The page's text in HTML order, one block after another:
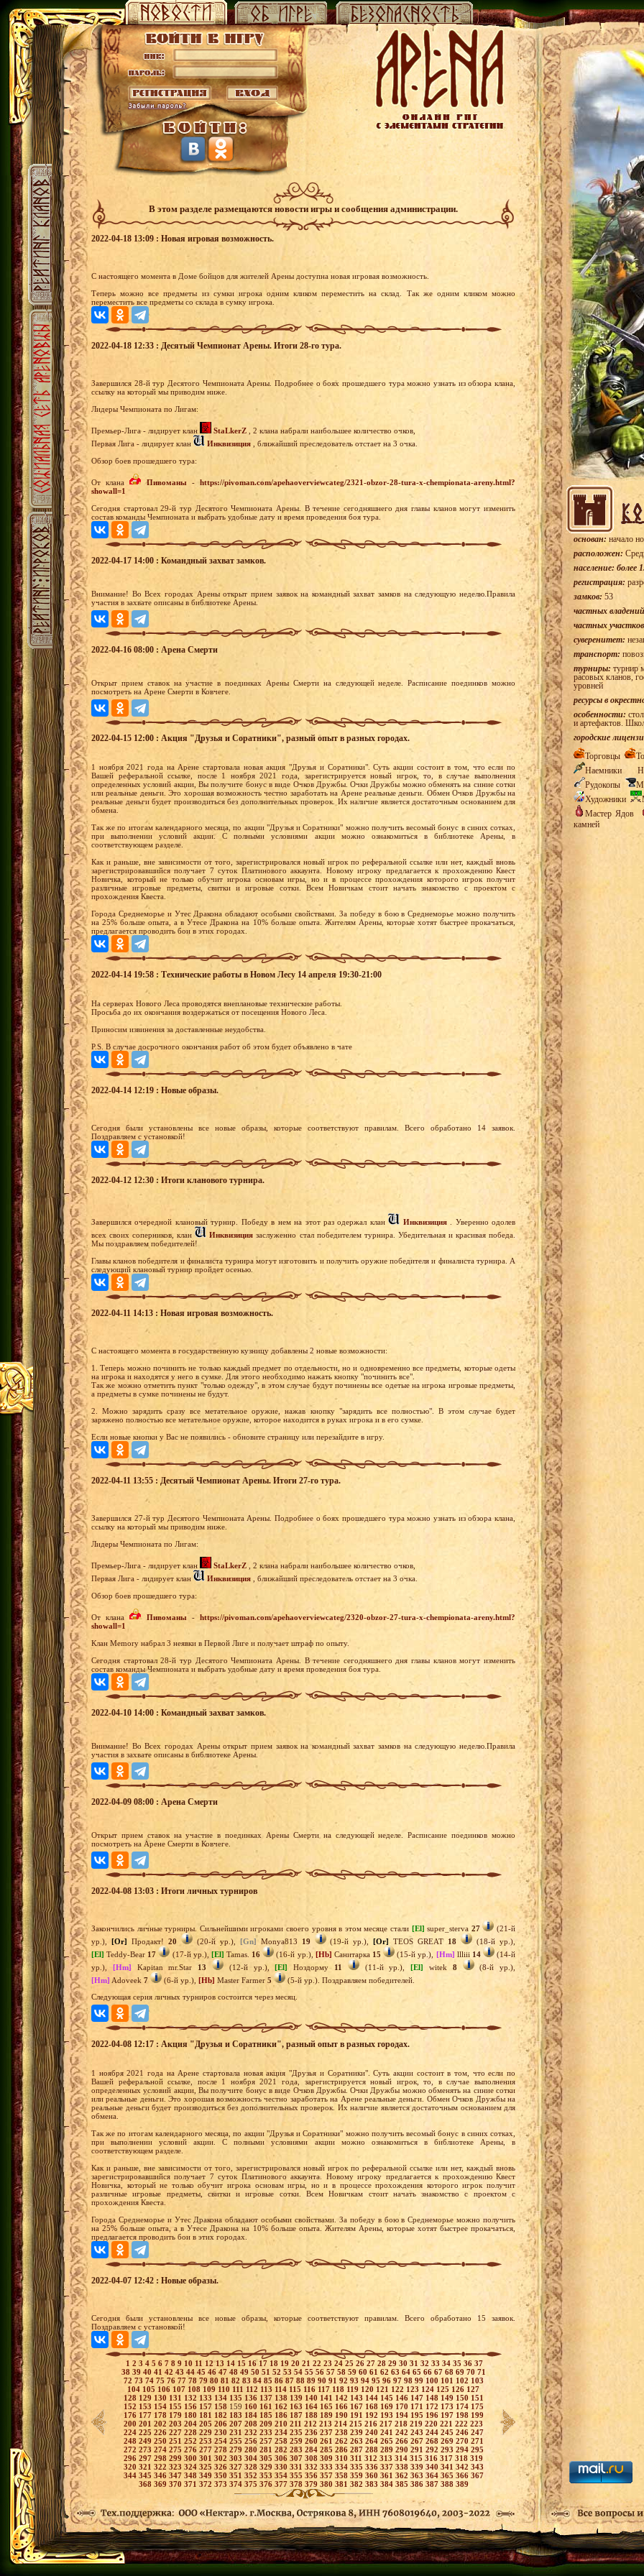
В этом разделе размещаются новости игры и сообщения администрации.
2022-04-18 13:09 : Новая игровая возможность.
С настоящего момента в Доме бойцов для жителей Арены доступна новая игровая возможность.
Теперь можно все предметы из сумки игрока одним кликом переместить на склад. Так же одним кликом можно
переместить все предметы со склада в сумку игрока.
2022-04-18 12:33 : Десятый Чемпионат Арены. Итоги 28-го тура.
Завершился 28-й тур Десятого Чемпионата Арены. Подробнее о боях прошедшего тура можно узнать из обзора клана,
ссылку на который мы приводим ниже.
Лидеры Чемпионата по Лигам:
Премьер-Лига - лидирует клан StaLkerZ , 2 клана набрали наибольшее количество очков,
Первая Лига - лидирует клан
Инквизиция , ближайший преследователь отстает на 3 очка.
Обзор боев прошедшего тура:
От клана Пивоманы -https://pivoman.com/apehaoverviewcateg/2321-obzor-28-tura-x-chempionata-areny.html?
showall=1
Сегодня стартовал 29-й тур Десятого Чемпионата Арены. В течение сегодняшнего дня главы кланов могут изменить
состав команды Чемпионата и выбрать удобные дату и время проведения боя тура.
2022-04-17 14:00 : Командный захват замков.
Внимание! Во Всех городах Арены открыт прием заявок на командный захват замков на следующую неделю.Правила
участия в захвате описаны в библиотеке Арены.
2022-04-16 08:00 : Арена Смерти
Открыт прием ставок на участие в поединках Арены Смерти на следующей неделе. Расписание поединков можно
посмотреть на Арене Смерти в Ковчеге.
2022-04-15 12:00 : Акция "Друзья и Соратники", разный опыт в разных городах.
1 ноября 2021 года на Арене стартовала новая акция "Друзья и Соратники". Суть акции состоит в том, что если по
Вашей реферальной ссылке, после 1 ноября 2021 года, зарегистрируется новый игрок, то, в случае выполнения
определенных условий акции, Вы получите бонус в виде Очков Дружбы. Очки Дружбы можно обменять на синие сотки
или реальные деньги. Это хорошая возможность честно заработать на Арене реальные деньги. Обмен Очков Дружбы на
реальные деньги будет производиться без дополнительных проверок. Их наличие является достаточным основанием для
обмена.
Так же по итогам календарного месяца, по акции "Друзья и Соратники" можно получить весомый бонус в синих сотках,
при выполнении условий акции. С полными условиями акции можно ознакомиться в библиотеке Арены, в
соответствующем разделе.
Как и раньше, вне зависимости от того, зарегистрировался новый игрок по реферальной ссылке или нет, каждый вновь
зарегистрировавшийся получает 7 суток Платинового аккаунта. Новому игроку предлагается к прохождению Квест
Новичка, который не только обучит игрока основам игры, но и в процессе прохождения которого игрок получит
различные игровые предметы, свитки и игровые сотки. Всем Новичкам стоит начать знакомство с проектом с
прохождения Квеста.
Города Среднеморье и Утес Дракона обладают особыми свойствами. За победу в бою в Среднеморье можно получить
на 25% больше опыта, а в Утесе Дракона на 10% больше опыта. Жителям Арены, которые хотят быстрее прокачаться,
предлагается проводить бои в этих городах.
2022-04-14 19:58 : Технические работы в Новом Лесу 14 апреля 19:30-21:00
На серверах Нового Леса проводятся внеплановые технические работы.
Просьба до их окончания воздержаться от посещения Нового Леса.
Приносим извинения за доставленные неудобства.
P.S. В случае досрочного окончания работ об этом будет объявлено в чате
2022-04-14 12:19 : Новые образы.
Сегодня были установлены все новые образы, которые соответствуют правилам. Всего обработано 14 заявок.
Поздравляем с установкой!
2022-04-12 12:30 : Итоги кланового турнира.
Завершился очередной клановый турнир. Победу в нем на этот раз одержал клан Инквизиция. Уверенно одолев
всех своих соперников, клан
Инквизиция заслуженно стал победителем турнира. Убедительная и красивая победа.
Мы поздравляем победителей!
Главы кланов победителя и финалиста турнира могут изготовить и получить оружие победителя и финалиста турнира. А
следующий клановый турнир пройдет осенью.
2022-04-11 14:13 : Новая игровая возможность.
С настоящего момента в государственную кузницу добавлены 2 новые возможности:
1. Теперь можно починить не только каждый предмет по отдельности, но и одновременно все предметы, которые одеты
на игрока и находятся у него в сумке. Для этого необходимо нажать кнопку "починить все".
Так же можно отметить пункт "только одежду", в этом случае будут починены все одетые на игрока игровые предметы,
а предметы в сумке починены не будут.
2. Можно зарядить сразу все метательное оружие, нажав кнопку "зарядить все полностью". В этом случае будет
заряжено полностью все метательное оружие, которое находится в руках игрока и в его сумке.
Если новые кнопки у Вас не появились - обновите страницу или перезайдите в игру.
2022-04-11 13:55 : Десятый Чемпионат Арены. Итоги 27-го тура.
Завершился 27-й тур Десятого Чемпионата Арены. Подробнее о боях прошедшего тура можно узнать из обзора клана,
ссылку на который мы приводим ниже.
Лидеры Чемпионата по Лигам:
Премьер-Лига - лидирует клан StaLkerZ , 2 клана набрали наибольшее количество очков,
Первая Лига - лидирует клан
Инквизиция , ближайший преследователь отстает на 3 очка.
Обзор боев прошедшего тура:
От клана Пивоманы-https://pivoman.com/apehaoverviewcateg/2320-obzor-27-tura-x-chempionata-areny.html?
showall=1
Клан Memory набрал 3 неявки в Первой Лиге и получает штраф по опыту.
Сегодня стартовал 28-й тур Десятого Чемпионата Арены. В течение сегодняшнего дня главы кланов могут изменить
состав команды Чемпионата и выбрать удобные дату и время проведения боя тура.
2022-04-10 14:00 : Командный захват замков.
Внимание! Во Всех городах Арены открыт прием заявок на командный захват замков на следующую неделю.Правила
участия в захвате описаны в библиотеке Арены.
2022-04-09 08:00 : Арена Смерти
Открыт прием ставок на участие в поединках Арены Смерти на следующей неделе. Расписание поединков можно
посмотреть на Арене Смерти в Ковчеге.
2022-04-08 13:03 : Итоги личных турниров
Закончились личные турниры. Сильнейшими игроками своего уровня в этом месяце стали [El] super_sterva 27
(21-й
ур.), [Or] Продакт! 20 (20-й ур.), [Gn] Monya813 19 (19-й ур.),[Or] TEOS GREAT 18
(18-й ур.),
[El] Teddy-Bear 17 (17-й ур.), [El] Tamas. 16 (16-й ур.), [Hb] Санитарка 15 (15-й ур.), [Hm] llliii 14
(14-й
ур.), [Hm] Kapitan mr.Star 13 (12-й ур.),[El] Ноздорму 11 (11-й ур.),[El] witek 8
(8-й ур.),
[Hm] Adoveek 7 (6-й ур.), [Hb] Master Farmer 5
(5-й ур.). Поздравляем победителей.
Следующая серия личных турниров состоится через месяц.
2022-04-08 12:17 : Акция "Друзья и Соратники", разный опыт в разных городах.
1 ноября 2021 года на Арене стартовала новая акция "Друзья и Соратники". Суть акции состоит в том, что если по
Вашей реферальной ссылке, после 1 ноября 2021 года, зарегистрируется новый игрок, то, в случае выполнения
определенных условий акции, Вы получите бонус в виде Очков Дружбы. Очки Дружбы можно обменять на синие сотки
или реальные деньги. Это хорошая возможность честно заработать на Арене реальные деньги. Обмен Очков Дружбы на
реальные деньги будет производиться без дополнительных проверок. Их наличие является достаточным основанием для
обмена.
Так же по итогам календарного месяца, по акции "Друзья и Соратники" можно получить весомый бонус в синих сотках,
при выполнении условий акции. С полными условиями акции можно ознакомиться в библиотеке Арены, в
соответствующем разделе.
Как и раньше, вне зависимости от того, зарегистрировался новый игрок по реферальной ссылке или нет, каждый вновь
зарегистрировавшийся получает 7 суток Платинового аккаунта. Новому игроку предлагается к прохождению Квест
Новичка, который не только обучит игрока основам игры, но и в процессе прохождения которого игрок получит
различные игровые предметы, свитки и игровые сотки. Всем Новичкам стоит начать знакомство с проектом с
прохождения Квеста.
Города Среднеморье и Утес Дракона обладают особыми свойствами. За победу в бою в Среднеморье можно получить
на 25% больше опыта, а в Утесе Дракона на 10% больше опыта. Жителям Арены, которые хотят быстрее прокачаться,
предлагается проводить бои в этих городах.
2022-04-07 12:42 : Новые образы.
Сегодня были установлены все новые образы, которые соответствуют правилам. Всего обработано 15 заявок.
Поздравляем с установкой!
1 2 3 4 5 6 7 8 9 10 11 1213 14 15 16 17 18 19 20 21 22 23 24 25 26 27 28 29 30 31 32 33 34 35 36 37
38 39 40 41 42 43 44 45 46 47 48 49 50 51 52 53 54 55 56 57 58 5960 61 62 63 64 65 66 67 68 69 70 71
72 73 74 75 76 77 78 79 80 81 82 83 84 85 86 87 88 89 90 91 92 93 94 95 96 97 98 99 100 101 102 103
104 105 106 107 108 109 110 111 112 113 114 115 116 117 118 119 120 121 122 123 124 125 126 127
128 129 130 131 132 133 134 135 136 137 138 139 140 141 142 143 144 145 146 147 148 149 150 151
152 153 154 155 156 157 158 159 160 161 162 163 164 165 166 167 168 169 170 171 172 173 174 175
176 177 178 179 180 181 182 183 184 185 186 187 188 189 190 191 192 193 194 195 196 197 198 199
200 201 202 203 204 205 206 207 208 209 210 211 212 213 214 215 216 217 218 219 220 221 222 223
224 225 226 227 228 229 230 231 232 233 234 235 236237 238 239 240 241 242 243 244 245 246 247
248 249 250 251 252 253 254 255 256 257 258 259 260 261 262 263 264 265 266 267 268 269 270 271
272 273 274 275 276 277278 279 280 281 282 283 284 285 286 287 288 289 290 291 292 293 294 295
296 297 298 299 300 301 302 303 304 305 306 307 308 309 310 311 312 313 314 315 316 317 318 319
320 321 322 323 324 325 326 327 328 329 330 331 332 333 334 335 336 337 338 339 340 341 342 343
344 345 346 347 348 349 350 351 352 353 354 355 356 357 358 359 360 361 362 363 364 365 366 367
368 369 370 371 372 373 374 375 376 377 378 379 380 381 382 383 384 385 386 387 388 389
основан: начало
расположен:
население: более
регистрация:
замков: 53
частных
частных
суверенитет:
транспорт:
турниры: турнир
расовых кланов,
уровней
ресурсы в
особенности:
и артефактов.
городские
Торговцы
Наемники
Рудокопы
Художники
Мастер Ядов
камней